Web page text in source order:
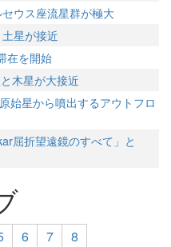
ウス座流星群が極大
星が接近
在を開始
木星が大接近
始星から噴出するアウトフロ
屈折望遠鏡のすべて」と
6 7
8